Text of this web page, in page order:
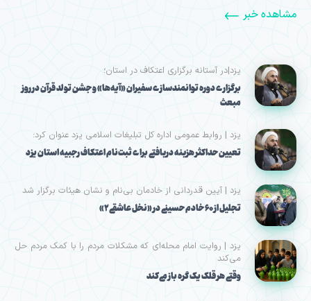
مشاهده خبر
یزد|در آستانه برگزاری اعتکاف در استان؛
برگزاری دوره توانمندسازی سفیران «آیه‌ها» و جشن تولد قرآن در روز
مبعث
یزد | روابط عمومی اداره کل تبلیغات اسلامی یزد عنوان کرد:
تعیین حداکثر هزینه دریافتی برای ثبت‌نام اعتکاف رجبیه استان یزد
یزد | آیین قدردانی از خادمان بی‌نام و نشان هیئات برگزار شد
تجلیل از ۶۰ خادم حسینی در «نخل عاشقی۲»
یزد | روایت امام محله‌ای که مشکلات مردم را با کمک مردم حل
می‌کند
وقتی هر قلک یک گره باز می‌کند